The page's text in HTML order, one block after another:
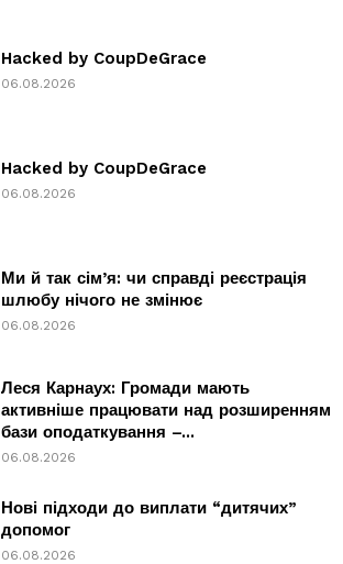
Hacked by CoupDeGrace
06.08.2026
Hacked by CoupDeGrace
06.08.2026
Ми й так сім’я: чи справді реєстрація
шлюбу нічого не змінює
06.08.2026
Леся Карнаух: Громади мають
активніше працювати над розширенням
бази оподаткування –...
06.08.2026
Нові підходи до виплати “дитячих”
допомог
06.08.2026